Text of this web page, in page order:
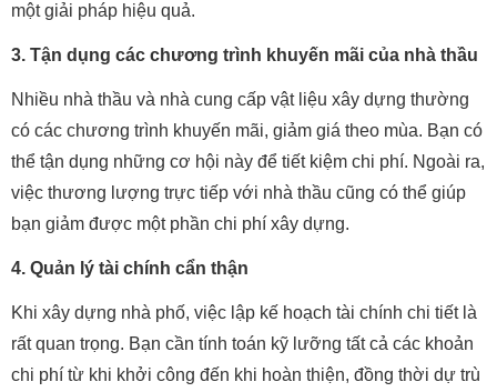
một giải pháp hiệu quả.
3. Tận dụng các chương trình khuyến mãi của nhà thầu
Nhiều nhà thầu và nhà cung cấp vật liệu xây dựng thường
có các chương trình khuyến mãi, giảm giá theo mùa. Bạn có
thể tận dụng những cơ hội này để tiết kiệm chi phí. Ngoài ra,
việc thương lượng trực tiếp với nhà thầu cũng có thể giúp
bạn giảm được một phần chi phí xây dựng.
4. Quản lý tài chính cẩn thận
Khi xây dựng nhà phố, việc lập kế hoạch tài chính chi tiết là
rất quan trọng. Bạn cần tính toán kỹ lưỡng tất cả các khoản
chi phí từ khi khởi công đến khi hoàn thiện, đồng thời dự trù